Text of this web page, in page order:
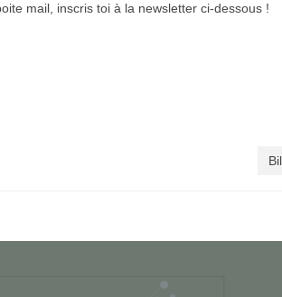
mail, inscris toi à la newsletter ci-dessous !